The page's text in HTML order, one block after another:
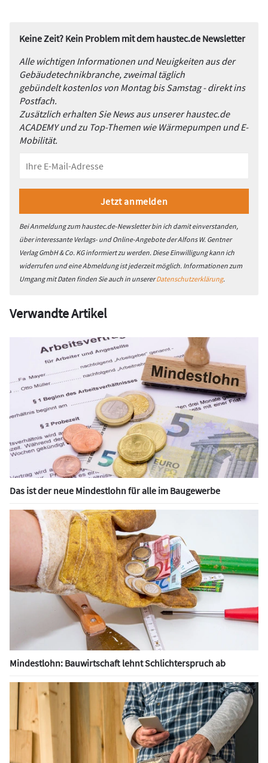
Keine Zeit? Kein Problem mit dem haustec.de Newsletter
Alle wichtigen Informationen und Neuigkeiten aus der
Gebäudetechnikbranche, zweimal täglich
gebündelt kostenlos von Montag bis Samstag - direkt ins
Postfach.
Zusätzlich erhalten Sie News aus unserer haustec.de
ACADEMY und zu Top-Themen wie Wärmepumpen und E-
Mobilität.
Bei Anmeldung zum haustec.de-Newsletter bin ich damit einverstanden,
über interessante Verlags- und Online-Angebote der Alfons W. Gentner
Verlag GmbH & Co. KG informiert zu werden. Diese Einwilligung kann ich
widerrufen und eine Abmeldung ist jederzeit möglich. Informationen zum
Umgang mit Daten finden Sie auch in unsererDatenschutzerklärung.
Verwandte Artikel
Das ist der neue Mindestlohn für alle im Baugewerbe
Mindestlohn: Bauwirtschaft lehnt Schlichterspruch ab